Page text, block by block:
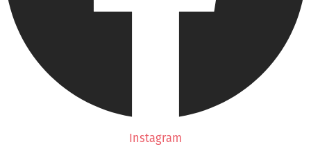
Instagram